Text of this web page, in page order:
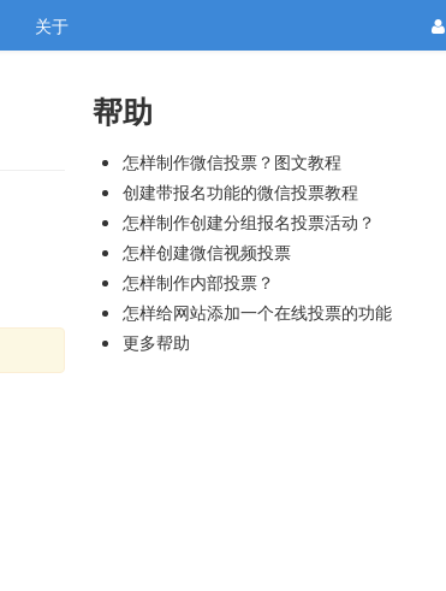
关于
帮助
怎样制作微信投票？图文教程
创建带报名功能的微信投票教程
怎样制作创建分组报名投票活动？
怎样创建微信视频投票
怎样制作内部投票？
怎样给网站添加一个在线投票的功能
更多帮助